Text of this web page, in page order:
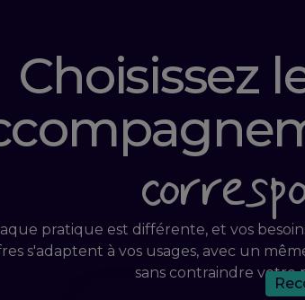
Choisissez
pratique est différente, et vos
s'adaptent à vos usages, avec un
sans contraindre votre